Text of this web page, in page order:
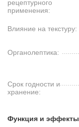
рецептурного
применения:
Влияние на текстуру:
Органолептика:
Срок годности и
хранение:
Функция и эффекты